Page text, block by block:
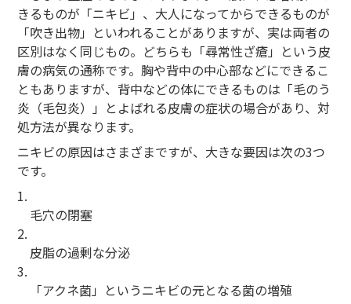
きるものが「ニキビ」、大人になってからできるものが
「吹き出物」といわれることがありますが、実は両者の
区別はなく同じもの。どちらも「尋常性ざ瘡」という皮
膚の病気の通称です。胸や背中の中心部などにできるこ
ともありますが、背中などの体にできるものは「毛のう
炎（毛包炎）」とよばれる皮膚の症状の場合があり、対
処方法が異なります。
ニキビの原因はさまざまですが、大きな要因は次の3つ
です。
1.
毛穴の閉塞
2.
皮脂の過剰な分泌
3.
「アクネ菌」というニキビの元となる菌の増殖